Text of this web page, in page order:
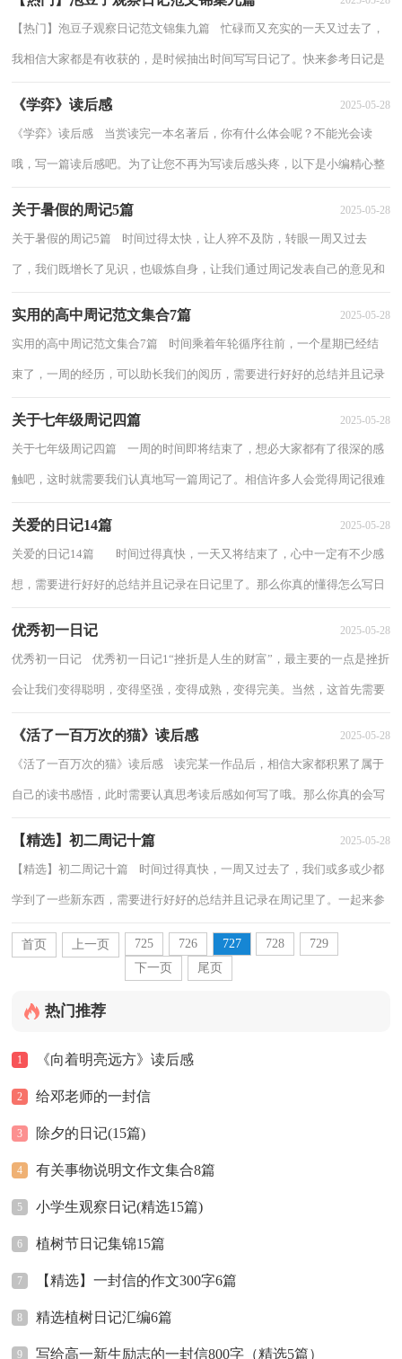
【热门】泡豆子观察日记范文锦集九篇 忙碌而又充实的一天又过去了，
我相信大家都是有收获的，是时候抽出时间写写日记了。快来参考日记是
《学弈》读后感 2025-05-28
《学弈》读后感 当赏读完一本名著后，你有什么体会呢？不能光会读
哦，写一篇读后感吧。为了让您不再为写读后感头疼，以下是小编精心整
关于暑假的周记5篇 2025-05-28
关于暑假的周记5篇 时间过得太快，让人猝不及防，转眼一周又过去
了，我们既增长了见识，也锻炼自身，让我们通过周记发表自己的意见和
实用的高中周记范文集合7篇 2025-05-28
实用的高中周记范文集合7篇 时间乘着年轮循序往前，一个星期已经结
束了，一周的经历，可以助长我们的阅历，需要进行好好的总结并且记录
关于七年级周记四篇 2025-05-28
关于七年级周记四篇 一周的时间即将结束了，想必大家都有了很深的感
触吧，这时就需要我们认真地写一篇周记了。相信许多人会觉得周记很难
关爱的日记14篇 2025-05-28
关爱的日记14篇 时间过得真快，一天又将结束了，心中一定有不少感
想，需要进行好好的总结并且记录在日记里了。那么你真的懂得怎么写日
优秀初一日记 2025-05-28
优秀初一日记 优秀初一日记1“挫折是人生的财富”，最主要的一点是挫折
会让我们变得聪明，变得坚强，变得成熟，变得完美。当然，这首先需要
《活了一百万次的猫》读后感 2025-05-28
《活了一百万次的猫》读后感 读完某一作品后，相信大家都积累了属于
自己的读书感悟，此时需要认真思考读后感如何写了哦。那么你真的会写
【精选】初二周记十篇 2025-05-28
【精选】初二周记十篇 时间过得真快，一周又过去了，我们或多或少都
学到了一些新东西，需要进行好好的总结并且记录在周记里了。一起来参
考周记是怎么写的吧，下面是小编收集整理...
首页
上一页 725 726 727 728
729
下一页
尾页
热门推荐
1 《向着明亮远方》读后感
2 给邓老师的一封信
3 除夕的日记(15篇)
4 有关事物说明文作文集合8篇
5 小学生观察日记(精选15篇)
6 植树节日记集锦15篇
7 【精选】一封信的作文300字6篇
8 精选植树日记汇编6篇
9 写给高一新生励志的一封信800字（精选5篇）